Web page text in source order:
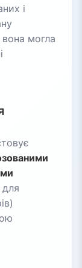
і
могла
для